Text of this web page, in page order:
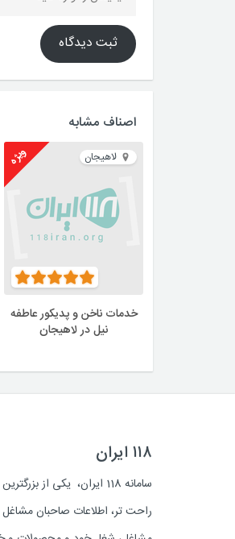
ثبت دیدگاه
اصناف مشابه
لاهیجان ویژه
خدمات ناخن و پدیکور عاطفه
نیل در لاهیجان
۱۱۸ ایران
سامانه 118 ایران، یکی
راحت تر، اطلاعات صاحبان مشاغل